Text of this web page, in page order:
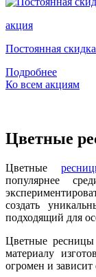
акция
Постоянная
Подробнее
Ко всем акциям
Цветные
Цветные
популярнее
создать
подходящий для
Цветные ресницы
материалу
огромен и